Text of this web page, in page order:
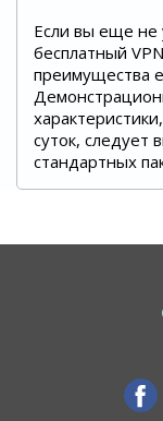
Если вы еще не
бесплатный
преимущества
суток, следует
стандартных